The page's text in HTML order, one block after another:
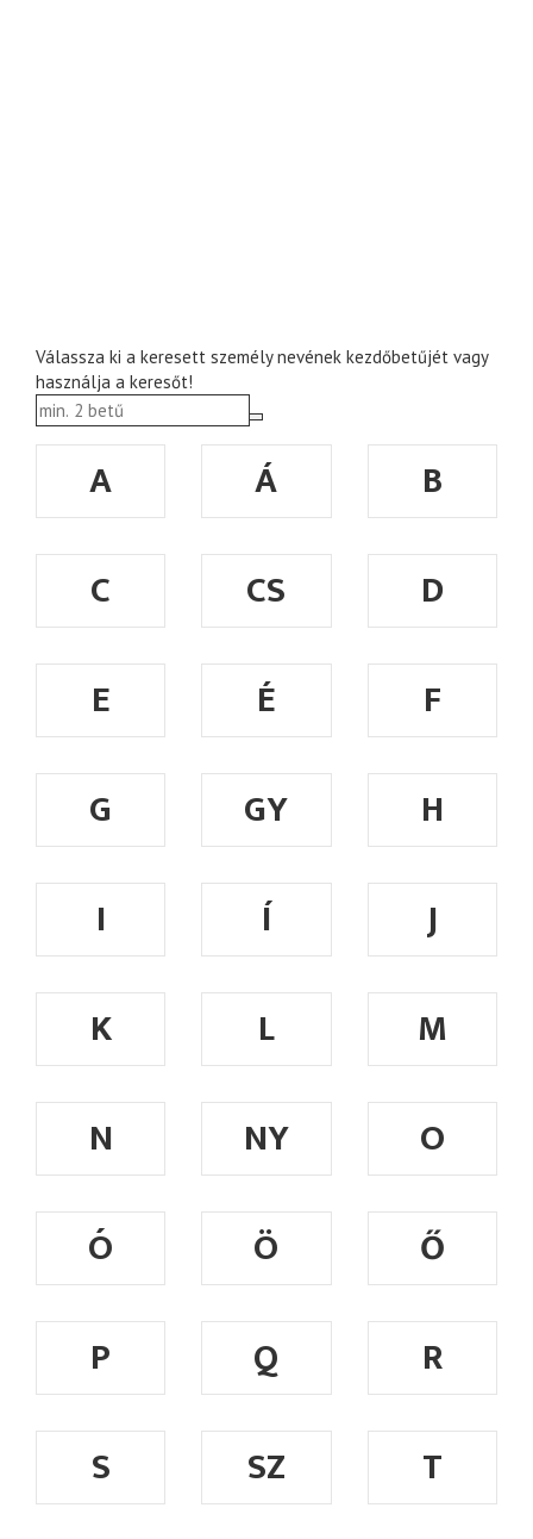
Válassza ki a keresett személy nevének kezdőbetűjét vagy
használja a keresőt!
A Á
B
C
CS
D
E
É
F
G
GY
H
I
Í
J
K
L
M
N
NY
O
Ó
Ö
Ő
P
Q
R
S
SZ T